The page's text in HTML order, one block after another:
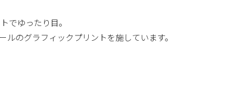
でゆったり目。
のグラフィックプリントを施しています。